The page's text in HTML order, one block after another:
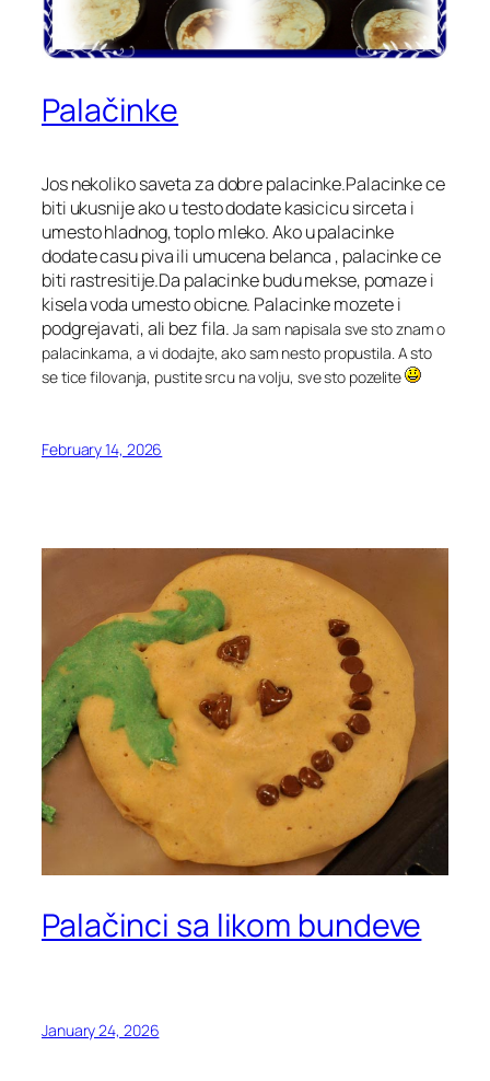
Palačinke
Jos nekoliko saveta za dobre palacinke.Palacinke ce
biti ukusnije ako u testo dodate kasicicu sirceta i
umesto hladnog, toplo mleko. Ako u palacinke
dodate casu piva ili umucena belanca , palacinke ce
biti rastresitije.Da palacinke budu mekse, pomaze i
kisela voda umesto obicne. Palacinke mozete i
podgrejavati, ali bez fila.Ja sam napisala sve sto znam o
palacinkama, a vi dodajte, ako sam nesto propustila. A sto
se tice filovanja, pustite srcu na volju, sve sto pozelite
February 14, 2026
Palačinci sa likom bundeve
January 24, 2026